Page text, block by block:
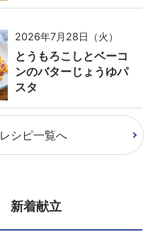
2026年7月28日（火）
とうもろこしとベーコ
ンのバターじょうゆパ
スタ
レシピ一覧へ
新着献立